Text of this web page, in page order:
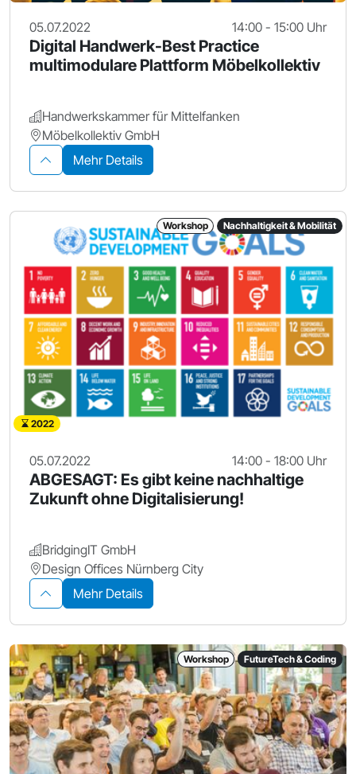
05.07.2022 14:00 - 15:00 Uhr
Digital Handwerk-Best Practice
multimodulare Plattform Möbelkollektiv
Handwerkskammer für Mittelfanken
Möbelkollektiv GmbH
Mehr Details
Workshop Nachhaltigkeit & Mobilität
2022
05.07.2022 14:00 - 18:00 Uhr
ABGESAGT: Es gibt keine nachhaltige
Zukunft ohne Digitalisierung!
BridgingIT GmbH
Design Offices Nürnberg City
Mehr Details
Workshop FutureTech & Coding